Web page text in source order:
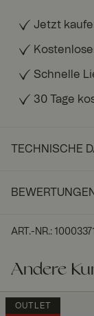
Jetzt
Schnelle
30 Tage
TECHNISCHE
BEWERTUNGEN
ART.-NR.: 10003371
Andere
OUTLET